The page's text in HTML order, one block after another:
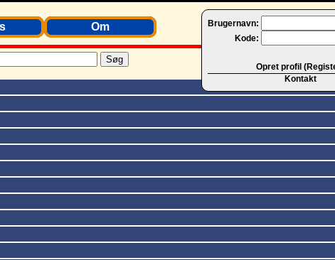
Brugernavn:
Kode:
Opret profil
Kontakt
Om